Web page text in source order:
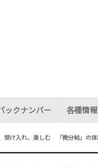
ックナンバー 各種情
け入れ、楽しむ 「微分帖」の体